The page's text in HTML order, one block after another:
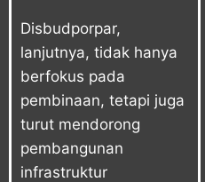
Disbudporpar,
lanjutnya, tidak hanya
berfokus pada
pembinaan, tetapi juga
turut mendorong
pembangunan
infrastruktur